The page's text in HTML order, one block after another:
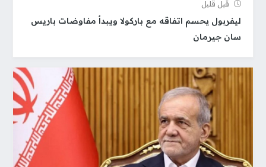
قبل قلیل
ليفربول يحسم اتفاقه مع باركولا ويبدأ مفاوضات باريس
سان جيرمان